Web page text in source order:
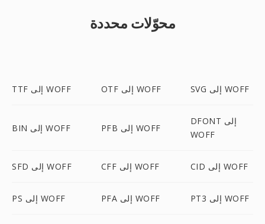
محوّلات محددة
TTF إلى WOFF OTF إلى WOFF SVG إلى WOFF
BIN إلى WOFF PFB إلى WOFF
DFONT إلى
WOFF
SFD إلى WOFF CFF إلى WOFF CID إلى WOFF
PS إلى WOFF PFA إلى WOFF PT3 إلى WOFF